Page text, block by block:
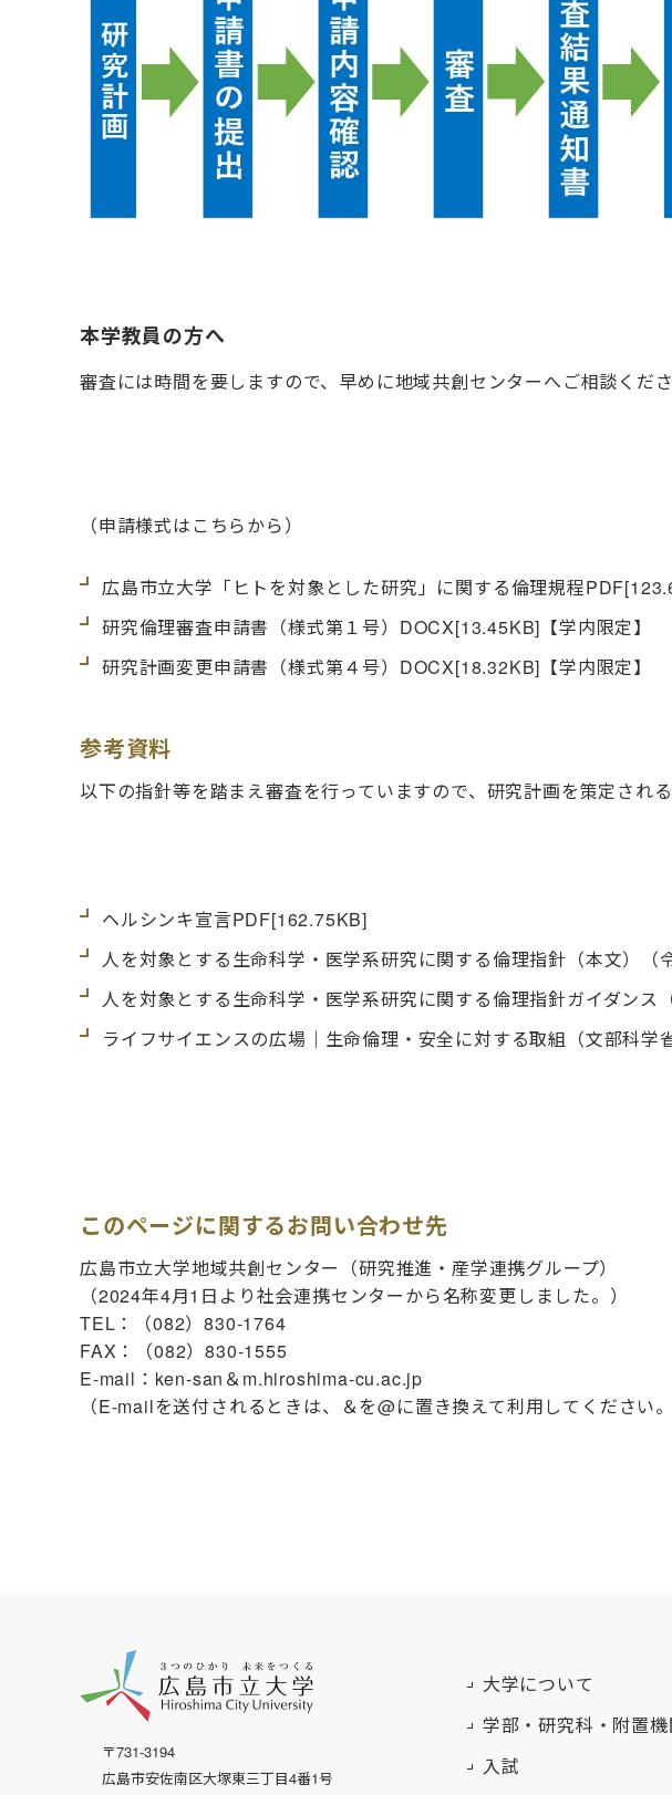
本学教員の方へ
審査には時間を要しますので、早めに地域共創センターへご相談くださ
（申請様式はこちらから）
広島市立大学「ヒトを対象とした研究」に関する倫理規程PDF
研究倫理審査申請書（様式第１号） DOCX[13.45KB]【学内限定】
研究計画変更申請書（様式第４号） DOCX[18.32KB]【学内限定】
参考資料
以下の指針等を踏まえ審査を行っていますので、研究計画を策定され
ヘルシンキ宣言PDF[162.75KB]
人を対象とする生命科学・医学系研究に関する倫理指針（本文）
人を対象とする生命科学・医学系研究に関する倫理指針ガイダンス
ライフサイエンスの広場｜生命倫理・安全に対する取組（文部科学
このページに関するお問い合わせ先
広島市立大学地域共創センター（研究推進・産学連携グループ）
（2024年4月1日より社会連携センターから名称変更しました。）
TEL：（082）830-1764
FAX：（082）830-1555
E-mail：ken-san＆m.hiroshima-cu.ac.jp
（E-mailを送付されるときは、＆を@に置き換えて利用してください。
〒731-3194
広島市安佐南区大塚東三丁目4番1号
大学について
学部・研究科・附置
入試